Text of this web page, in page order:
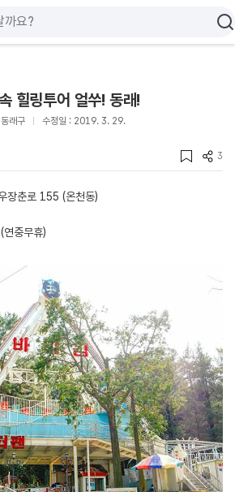
힐링투어 얼쑤! 동래!
래구 수정일 : 2019. 3. 29.
3
장춘로 155 (온천동)
중무휴)